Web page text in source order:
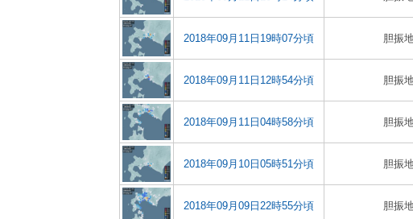
2018年09月11日19時07分頃 胆振
2018年09月11日12時54分頃 胆振
2018年09月11日04時58分頃 胆振
2018年09月10日05時51分頃 胆振
2018年09月09日22時55分頃 胆振